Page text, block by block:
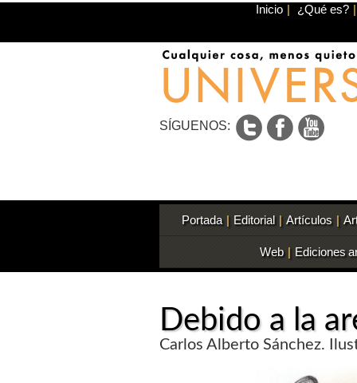
Inicio | ¿Qué es? |
SÍGUENOS:
Portada | Editorial | Artículos |
Web | Ediciones
Debido a la
Carlos Alberto Sánchez.